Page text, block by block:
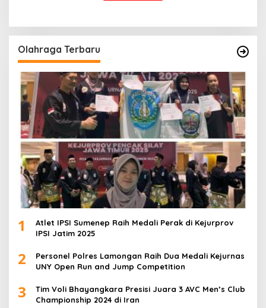
Olahraga Terbaru
1
Atlet IPSI Sumenep Raih Medali Perak di Kejurprov
IPSI Jatim 2025
2
Personel Polres Lamongan Raih Dua Medali Kejurnas
UNY Open Run and Jump Competition
3
Tim Voli Bhayangkara Presisi Juara 3 AVC Men’s Club
Championship 2024 di Iran